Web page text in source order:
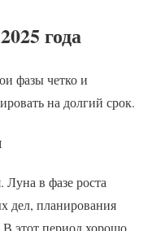
года
фазы четко и
на долгий срок.
Луна в фазе роста
дел, планирования
этот период хорошо